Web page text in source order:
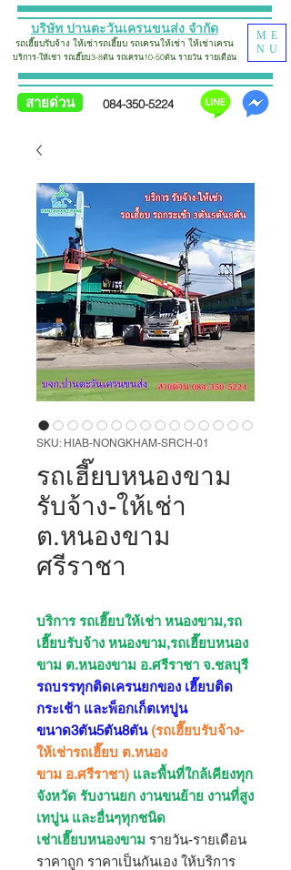
บริษัท ปานตะวันเครนขนส่ง จำกัด
รถเฮี๊ยบรับจ้างให้เช่ารถเฮี๊ยบ รถเครนให้เช่า ให้เช่าเครน
บริการ-ให้เช่า รถเฮี๊ยบ3-8ตัน รถเครน10-50ตัน รายวัน รายเดือน
ME
NU
สายด่วน 084-350-5224
SKU: HIAB-NONGKHAM-SRCH-01
รถเฮี๊ยบหนองขาม
รับจ้าง-ให้เช่า
ต.หนองขาม
ศรีราชา
บริการ รถเฮี๊ยบให้เช่า หนองขาม,รถ
เฮี๊ยบรับจ้าง หนองขาม,รถเฮี๊ยบหนอง
ขาม ต.หนองขาม อ.ศรีราชา จ.ชลบุรี
รถบรรทุกติดเครนยกของ เฮี๊ยบติด
กระเช้า และพ็อกเก็ตเทปูน
ขนาด3ตัน5ตัน8ตัน (รถเฮี๊ยบรับจ้าง-
ให้เช่ารถเฮี๊ยบ ต.หนอง
ขาม อ.ศรีราชา) และพื้นที่ใกล้เคียงทุก
จังหวัด รับงานยก งานขนย้าย งานที่สูง
เทปูน และอื่นๆทุกชนิด
เช่าเฮี๊ยบหนองขาม รายวัน-รายเดือน
ราคาถูก ราคาเป็นกันเอง ให้บริการ